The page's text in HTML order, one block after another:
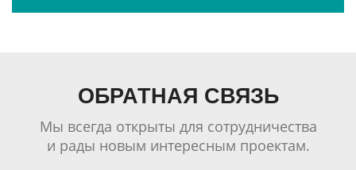
ОБРАТНАЯ СВЯЗЬ
Мы всегда открыты для сотрудничества
и рады новым интересным проектам.